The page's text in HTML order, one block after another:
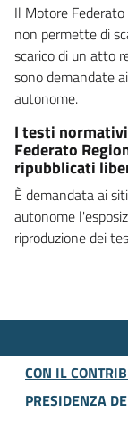
Il Motore
non permette di
scarico di un atto
sono demandate
autonome.
I testi
Federato
ripubblicati
È demandata ai
autonome
riproduzione dei
CON IL
PRESIDENZA